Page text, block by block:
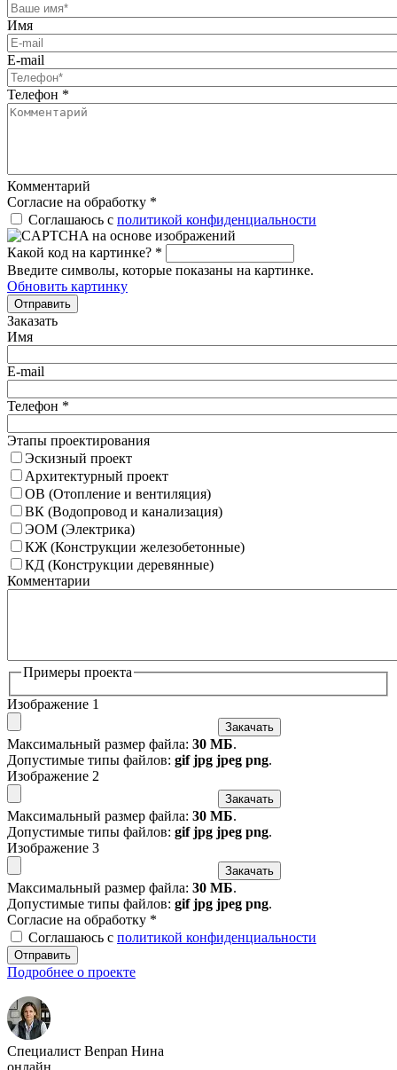
Имя
E-mail
Телефон *
Комментарий
Согласие на обработку *
Соглашаюсь с политикой конфиденциальности
Какой код на картинке? *
Введите символы, которые показаны на картинке.
Обновить картинку
Отправить
Заказать
Имя
E-mail
Телефон *
Этапы проектирования
Эскизный проект
Архитектурный проект
ОВ (Отопление и вентиляция)
ВК (Водопровод и канализация)
ЭОМ (Электрика)
КЖ (Конструкции железобетонные)
КД (Конструкции деревянные)
Комментарии
Примеры проекта
Изображение 1
Закачать
Максимальный размер файла: 30 МБ.
Допустимые типы файлов: gif jpg jpeg png.
Изображение 2
Закачать
Максимальный размер файла: 30 МБ.
Допустимые типы файлов: gif jpg jpeg png.
Изображение 3
Закачать
Максимальный размер файла: 30 МБ.
Допустимые типы файлов: gif jpg jpeg png.
Согласие на обработку *
Соглашаюсь с политикой конфиденциальности
Отправить
Подробнее о проекте
Специалист Benpan Нина
онлайн